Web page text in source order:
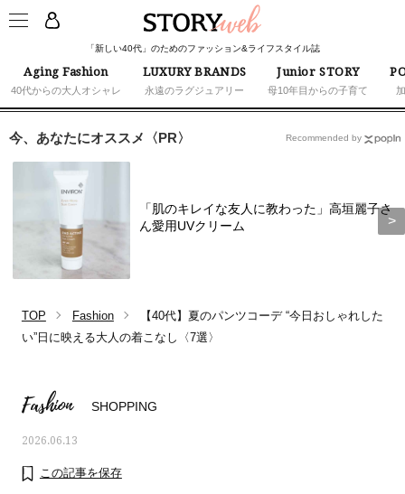
「新しい40代」のためのファッション&ライフスタイル誌
Aging Fashion
40代からの大人オシャレ
LUXURY BRANDS
永遠のラグジュアリー
Junior STORY
母10年目からの子育て
今、あなたにオススメ〈PR〉
「肌のキレイな友人に教わった」高垣麗子さ
ん愛用UVクリーム
Recommended by
TOP Fashion
【40代】夏のパンツコーデ “今日おしゃれした
い”日に映える大人の着こなし〈7選〉
Fashion SHOPPING
2026.06.13
この記事を保存